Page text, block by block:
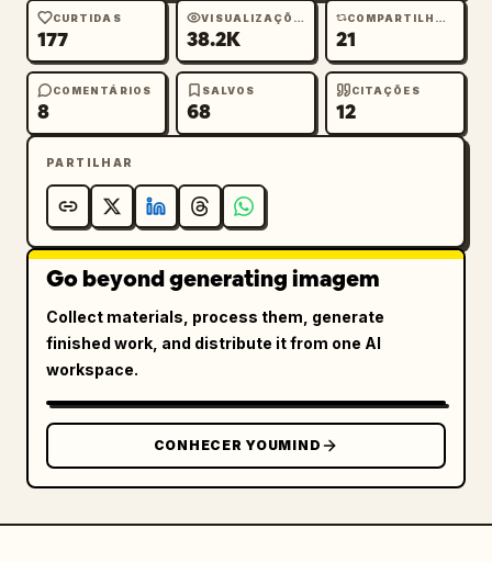
pirata descrito. Humor geral: design de
figurino de idol pirata glamoroso para
performance ao vivo em tons de azul-petróleo,
branco, preto e marrom-escuro.
CURTIDAS
177
VISUALIZAÇÕES
38.2K
COMPARTILHAMENTOS
21
COMENTÁRIOS
8
SALVOS
68
CITAÇÕES
12
PARTILHAR
Go beyond generating imagem
Collect materials, process them, generate
finished work, and distribute it from one AI
workspace.
CONHECER YOUMIND